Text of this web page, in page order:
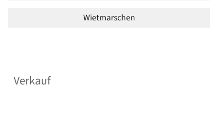
Wietmarschen
Verkauf